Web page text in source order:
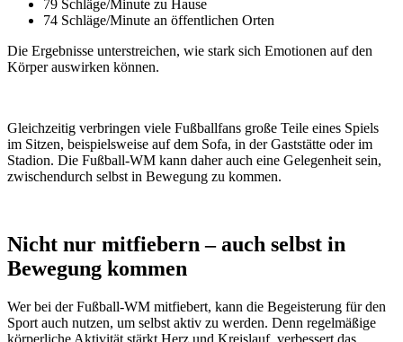
79 Schläge/Minute zu Hause
74 Schläge/Minute an öffentlichen Orten
Die Ergebnisse unterstreichen, wie stark sich Emotionen auf den
Körper auswirken können.
Gleichzeitig verbringen viele Fußballfans große Teile eines Spiels
im Sitzen, beispielsweise auf dem Sofa, in der Gaststätte oder im
Stadion. Die Fußball-WM kann daher auch eine Gelegenheit sein,
zwischendurch selbst in Bewegung zu kommen.
Nicht nur mitfiebern – auch selbst in
Bewegung kommen
Wer bei der Fußball-WM mitfiebert, kann die Begeisterung für den
Sport auch nutzen, um selbst aktiv zu werden. Denn regelmäßige